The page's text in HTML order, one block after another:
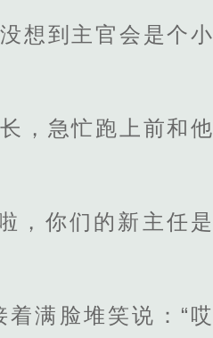
想到主官会是个小
，急忙跑上前和他
，你们的新主任是
满脸堆笑说：“哎